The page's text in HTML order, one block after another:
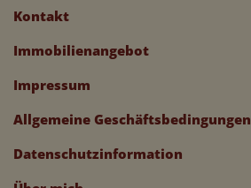
Kontakt
Immobilienangebot
Impressum
Allgemeine Geschäftsbedingungen
Datenschutzinformation